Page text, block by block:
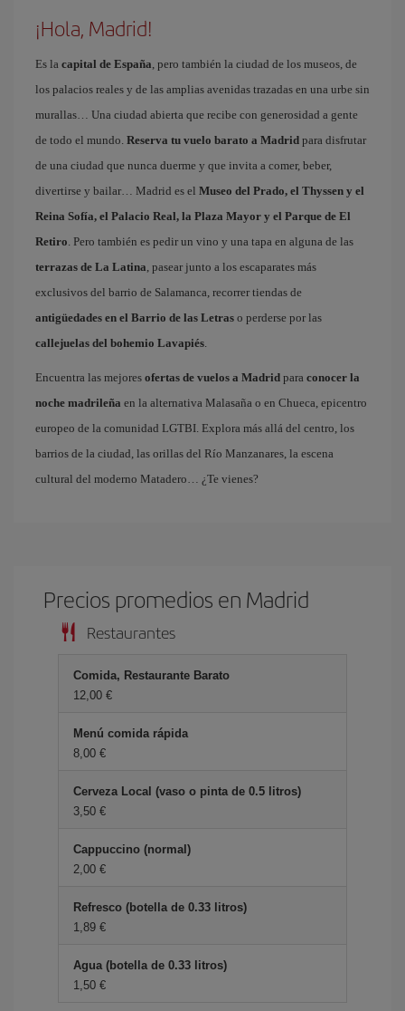
¡Hola, Madrid!
Es la capital de España, pero también la ciudad de los museos, de
los palacios reales y de las amplias avenidas trazadas en una urbe sin
murallas… Una ciudad abierta que recibe con generosidad a gente
de todo el mundo. Reserva tu vuelo barato a Madrid para disfrutar
de una ciudad que nunca duerme y que invita a comer, beber,
divertirse y bailar… Madrid es el Museo del Prado, el Thyssen y el
Reina Sofía, el Palacio Real, la Plaza Mayor y el Parque de El
Retiro. Pero también es pedir un vino y una tapa en alguna de las
terrazas de La Latina, pasear junto a los escaparates más
exclusivos del barrio de Salamanca, recorrer tiendas de
antigüedades en el Barrio de las Letras o perderse por las
callejuelas del bohemio Lavapiés.
Encuentra las mejores ofertas de vuelos a Madrid para conocer la
noche madrileña en la alternativa Malasaña o en Chueca, epicentro
europeo de la comunidad LGTBI. Explora más allá del centro, los
barrios de la ciudad, las orillas del Río Manzanares, la escena
cultural del moderno Matadero… ¿Te vienes?
Precios promedios en Madrid
Restaurantes
Comida, Restaurante Barato
12,00 €
Menú comida rápida
8,00 €
Cerveza Local (vaso o pinta de 0.5 litros)
3,50 €
Cappuccino (normal)
2,00 €
Refresco (botella de 0.33 litros)
1,89 €
Agua (botella de 0.33 litros)
1,50 €